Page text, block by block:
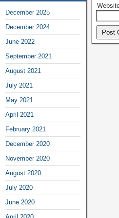
December 2025
December 2024
June 2022
September 2021
August 2021
July 2021
May 2021
April 2021
February 2021
December 2020
November 2020
August 2020
July 2020
June 2020